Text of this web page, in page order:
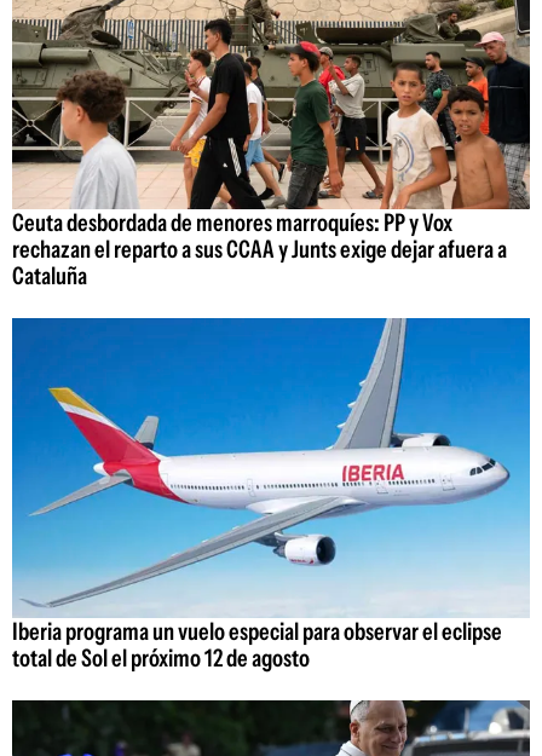
Ceuta desbordada de menores marroquíes: PP y Vox
rechazan el reparto a sus CCAA y Junts exige dejar afuera a
Cataluña
Iberia programa un vuelo especial para observar el eclipse
total de Sol el próximo 12 de agosto